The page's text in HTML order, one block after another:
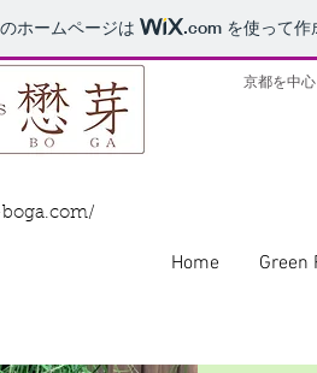
ホームページは .comを使って作
京都を中
Home Green